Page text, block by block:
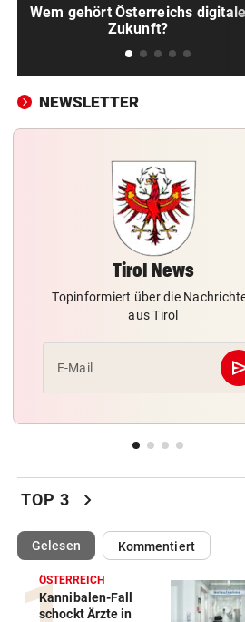
ANRUF IN MAFIA-MANIER vor
Abhöraffäre! Ermittlungen
ORF-Stiftungsrat
CONFERENCE LEAGUE
CONFERENCE LEAGUE
LIVE ab 19.30 Uhr: Beitar
Jerusalem gegen Austria!
EUROPA-LEAGUE-TICKER
LIVE ab 19 Uhr: Red Bull
gegen FC Pafos!
vor
Charakterprobe! „Das
die Mannschaft“
triumphiert bei Vorwahl
Nach Eklat: Sperre gegen
Eto‘o aufgehoben
REGEN IM ANMARSCH vor
Wem gehört Österreichs digitale
Zukunft?
NEWSLETTER
Tirol News
Topinformiert über die
aus Tirol
E-Mail
TOP 3 chevron_right
Gelesen(ausgewählt)Kommentiert
ÖSTERREICH
Kannibalen-Fall
schockt Ärzte in